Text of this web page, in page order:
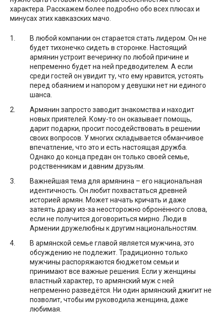
характера. Расскажем более подробно обо всех плюсах и
минусах этих кавказских мачо.
В любой компании он старается стать лидером. Он не
будет тихонечко сидеть в сторонке. Настоящий
армянин устроит вечеринку по любой причине и
непременно будет на ней предводителем. А если
среди гостей он увидит ту, что ему нравится, устоять
перед обаянием и напором у девушки нет ни единого
шанса.
Армянин запросто заводит знакомства и находит
новых приятелей. Кому-то он оказывает помощь,
дарит подарки, просит посодействовать в решении
своих вопросов. У многих складывается обманчивое
впечатление, что это и есть настоящая дружба.
Однако до конца предан он только своей семье,
родственникам и давним друзьям.
Важнейшая тема для армянина – его национальная
идентичность. Он любит похвастаться древней
историей армян. Может начать кричать и даже
затеять драку из-за неосторожно обронённого слова,
если не получится договориться мирно. Люди в
Армении дружелюбны к другим национальностям.
В армянской семье главой является мужчина, это
обсуждению не подлежит. Традиционно только
мужчины распоряжаются бюджетом семьи и
принимают все важные решения. Если у женщины
властный характер, то армянский муж с ней
непременно разведётся. Ни один армянский джигит не
позволит, чтобы им руководила женщина, даже
любимая.